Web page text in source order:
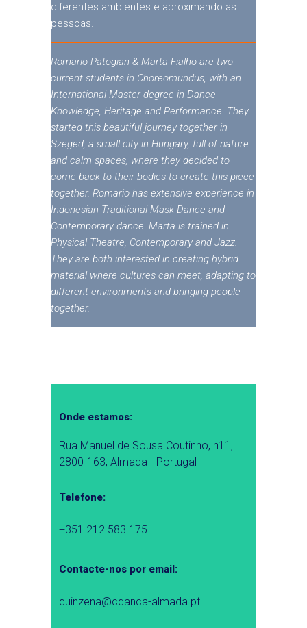
diferentes ambientes e aproximando as
pessoas.
Romario Patogian & Marta Fialho are two
current students in Choreomundus, with an
International Master degree in Dance
Knowledge, Heritage and Performance. They
started this beautiful journey together in
Szeged, a small city in Hungary, full of nature
and calm spaces, where they decided to
come back to their bodies to create this piece
together. Romario has extensive experience in
Indonesian Traditional Mask Dance and
Contemporary dance. Marta is trained in
Physical Theatre, Contemporary and Jazz.
They are both interested in creating hybrid
material where cultures can meet, adapting to
different environments and bringing people
together.
Onde estamos:
Rua Manuel de Sousa Coutinho, n11,
2800-163, Almada - Portugal
Telefone:
+351 212 583 175
Contacte-nos por email:
quinzena@cdanca-almada.pt